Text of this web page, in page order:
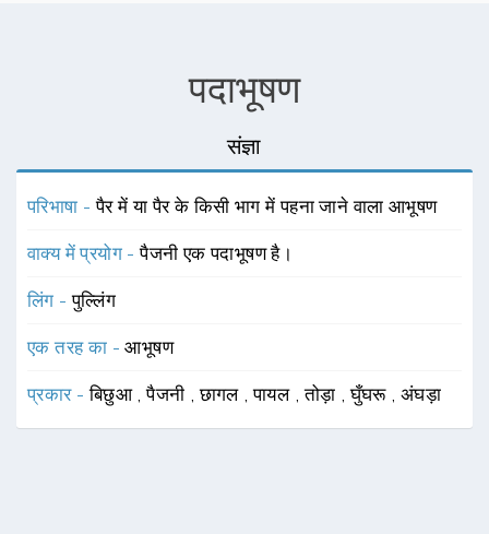
पदाभूषण
संज्ञा
परिभाषा -पैर में या पैर के किसी भाग में पहना जाने वाला आभूषण
वाक्य में प्रयोग -पैजनी एक पदाभूषण है।
लिंग -पुल्लिंग
एक तरह का -आभूषण
प्रकार -बिछुआ ,पैजनी ,छागल ,पायल ,तोड़ा ,घुँघरू , अंघड़ा